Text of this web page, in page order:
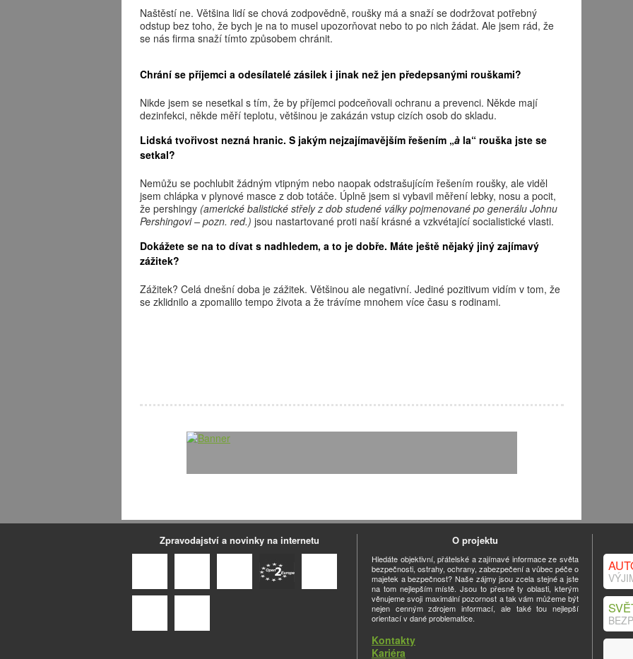
Naštěstí ne. Většina lidí se chová zodpovědně, roušky má a snaží se dodržovat potřebný
odstup bez toho, že bych je na to musel upozorňovat nebo to po nich žádat. Ale jsem rád, že
se nás firma snaží tímto způsobem chránit.
Chrání se příjemci a odesílatelé zásilek i jinak než jen předepsanými rouškami?
Nikde jsem se nesetkal s tím, že by příjemci podceňovali ochranu a prevenci. Někde mají
dezinfekci, někde měří teplotu, většinou je zakázán vstup cizích osob do skladu.
Lidská tvořivost nezná hranic. S jakým nejzajímavějším řešením „à la“ rouška jste se
setkal?
Nemůžu se pochlubit žádným vtipným nebo naopak odstrašujícím řešením roušky, ale viděl
jsem chlápka v plynové masce z dob totáče. Úplně jsem si vybavil měření lebky, nosu a pocit,
že pershingy (americké balistické střely z dob studené války pojmenované po generálu Johnu
Pershingovi – pozn. red.) jsou nastartované proti naší krásné a vzkvétající socialistické vlasti.
Dokážete se na to dívat s nadhledem, a to je dobře. Máte ještě nějaký jiný zajímavý
zážitek?
Zážitek? Celá dnešní doba je zážitek. Většinou ale negativní. Jediné pozitivum vidím v tom, že
se zklidnilo a zpomalilo tempo života a že trávíme mnohem více času s rodinami.
Zpravodajství a novinky na internetu O projektu
Hledáte objektivní, přátelské a zajímavé informace ze světa
bezpečnosti, ostrahy, ochrany, zabezpečení a vůbec péče o
majetek a bezpečnost? Naše zájmy jsou zcela stejné a jste
na tom nejlepším místě. Jsou to přesně ty oblasti, kterým
věnujeme svoji maximální pozornost a tak vám můžeme být
nejen cenným zdrojem informací, ale také tou nejlepší
orientací v dané problematice.
Kontakty
Kariéra